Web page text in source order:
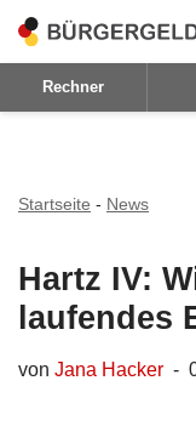
Zum
Inhalt
Rechner
Startseite - News
Hartz IV:
laufendes
von Jana Hacker